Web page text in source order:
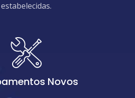
estabelecidas.
Novos